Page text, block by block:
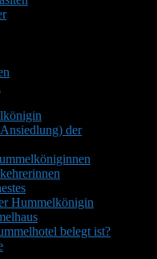
der
Hummelkönigin
belegt ist?